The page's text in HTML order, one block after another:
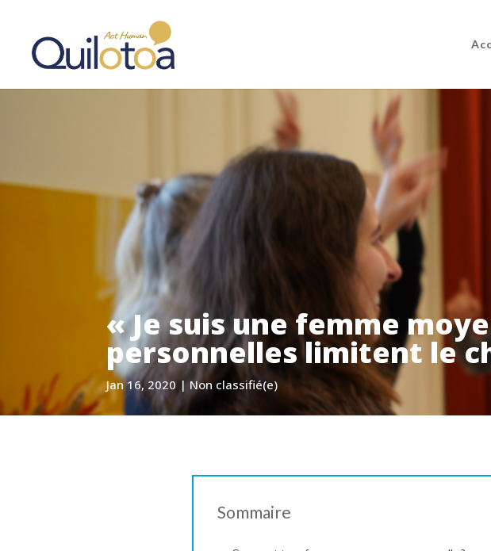
« Je suis une femme
personnelles limitent le
Jan 16, 2020 | Non classifié(e)
Sommaire